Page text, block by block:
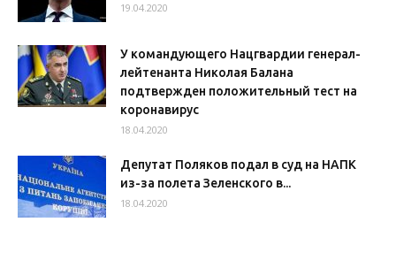
19.04.2020
У командующего Нацгвардии генерал-
лейтенанта Николая Балана
подтвержден положительный тест на
коронавирус
18.04.2020
Депутат Поляков подал в суд на НАПК
из-за полета Зеленского в...
18.04.2020